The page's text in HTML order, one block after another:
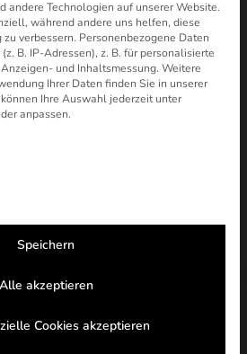
andere Technologien auf unserer Website.
während andere uns helfen, diese
verbessern. Personenbezogene Daten
B. IP-Adressen), z. B. für personalisierte
und Inhaltsmessung. Weitere
Ihrer Daten finden Sie in unserer
Ihre Auswahl jederzeit unter
anpassen.
Service-Gruppen, für die
Speichern
Alle akzeptieren
Cookies akzeptieren